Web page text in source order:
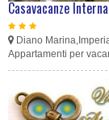
Casavacanze
Diano
Appartamenti per